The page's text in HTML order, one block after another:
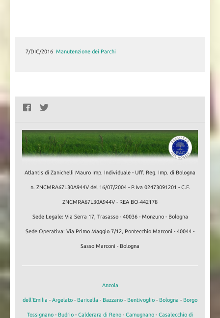
7/DIC/2016 Manutenzione dei Parchi
7/DIC/2016 Il Recupero di un Castagneto
Atlantis di Zanichelli Mauro Imp. Individuale - Uff. Reg. Imp. di Bologna
n. ZNCMRA67L30A944V del 16/07/2004 - P.Iva 02473091201 - C.F.
ZNCMRA67L30A944V - REA BO-442178
Sede Legale: Via Serra 17, Trasasso - 40036 - Monzuno - Bologna
Sede Operativa: Via Primo Maggio 7/12, Pontecchio Marconi - 40044 -
Sasso Marconi - Bologna
Anzola
dell'Emilia - Argelato - Baricella - Bazzano - Bentivoglio - Bologna - Borgo
Tossignano - Budrio - Calderara di Reno - Camugnano - Casalecchio di